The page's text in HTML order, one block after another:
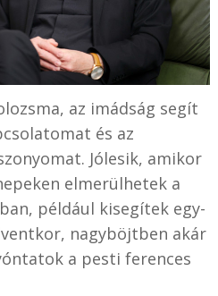
az imádság segít
és az
Jólesik, amikor
elmerülhetek a
például kisegítek egy-
nagyböjtben akár
a pesti ferences